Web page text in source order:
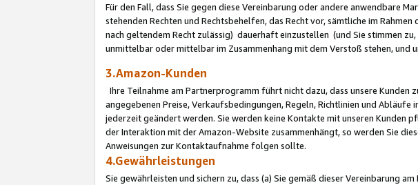
Für den Fall, dass Sie gegen diese Vereinbarung oder andere anwendbare
stehenden Rechten und Rechtsbehelfen, das Recht vor, sämtliche im
nach geltendem Recht zulässig) dauerhaft einzustellen (und Sie stimmen
unmittelbar oder mittelbar im Zusammenhang mit dem Verstoß stehen, und
3.Amazon-Kunden
Ihre Teilnahme am Partnerprogramm führt nicht dazu, dass unsere Kunden
angegebenen Preise, Verkaufsbedingungen, Regeln, Richtlinien und
jederzeit geändert werden. Sie werden keine Kontakte mit unseren Kunden
der Interaktion mit der Amazon-Website zusammenhängt, so werden Sie
Anweisungen zur Kontaktaufnahme folgen sollte.
4.Gewährleistungen
Sie gewährleisten und sichern zu, dass (a) Sie gemäß dieser Vereinbarung